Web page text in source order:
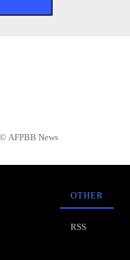
AFPBB News
OTHER
RSS